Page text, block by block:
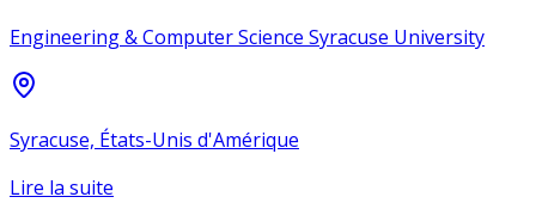
Engineering & Computer Science Syracuse University
Syracuse, États-Unis d'Amérique
Lire la suite